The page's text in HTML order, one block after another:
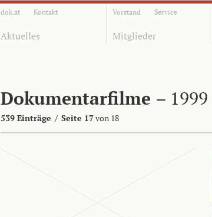
dok.at Kontakt Vorstand Service
Aktuelles Mitglieder
Dokumentarfilme – 1999
539 Einträge / Seite 17von 18